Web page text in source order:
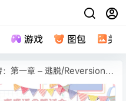
游戏 图包 美
章 – 逃脱/Reversion – The Escape (1st Chapter)